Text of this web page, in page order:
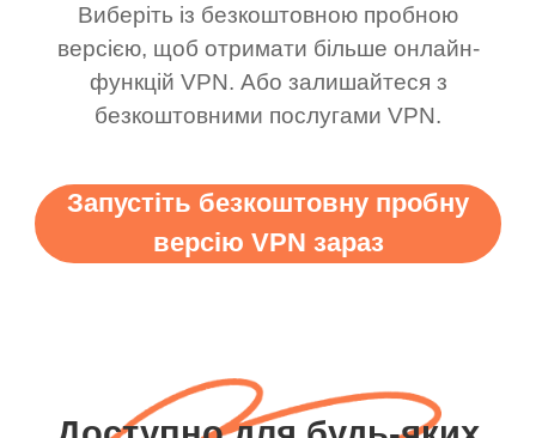
Виберіть із безкоштовною пробною
версією, щоб отримати більше онлайн-
функцій VPN. Або залишайтеся з
безкоштовними послугами VPN.
Запустіть безкоштовну пробну
версію VPN зараз